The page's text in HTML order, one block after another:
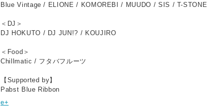
Blue Vintage / ELIONE / KOMOREBI / MUUDO / SIS / T-STONE
＜DJ＞
DJ HOKUTO / DJ JUN!? / KOUJIRO
＜Food＞
Chillmatic / フタバフルーツ
【Supported by】
Pabst Blue Ribbon
e+